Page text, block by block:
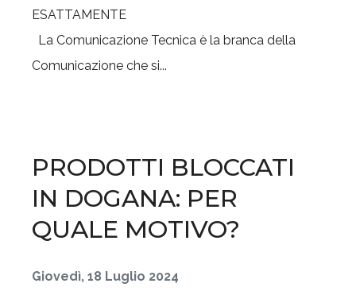
La Comunicazione Tecnica è la branca della
Comunicazione che si...
PRODOTTI BLOCCATI
IN DOGANA: PER
QUALE MOTIVO?
Giovedì, 18 Luglio 2024